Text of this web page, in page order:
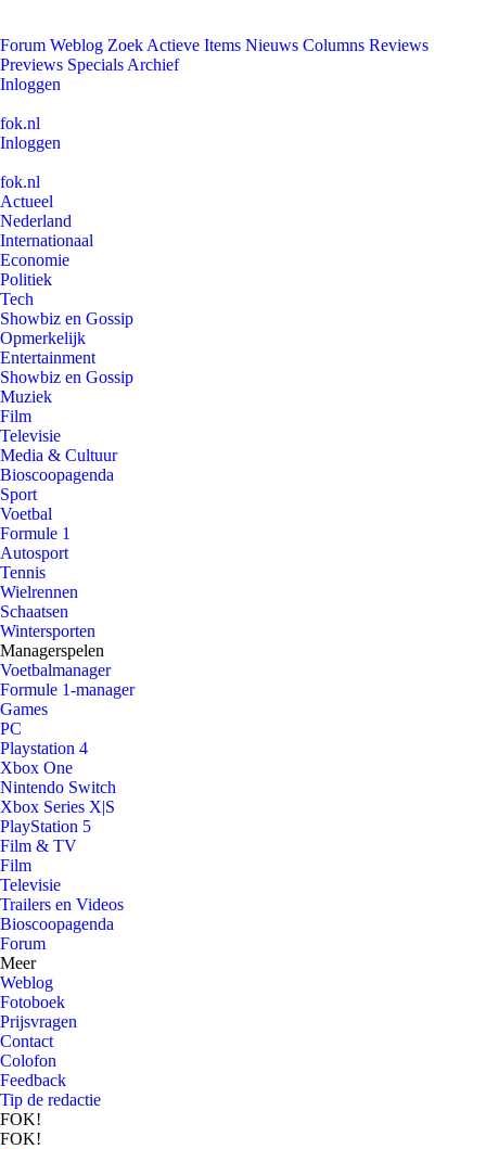
Forum Weblog Zoek Actieve Items Nieuws Columns Reviews
Previews Specials Archief
Inloggen
fok.nl
Inloggen
fok.nl
Actueel
Nederland
Internationaal
Economie
Politiek
Tech
Showbiz en Gossip
Opmerkelijk
Entertainment
Showbiz en Gossip
Muziek
Film
Televisie
Media & Cultuur
Bioscoopagenda
Sport
Voetbal
Formule 1
Autosport
Tennis
Wielrennen
Schaatsen
Wintersporten
Managerspelen
Voetbalmanager
Formule 1-manager
Games
PC
Playstation 4
Xbox One
Nintendo Switch
Xbox Series X|S
PlayStation 5
Film & TV
Film
Televisie
Trailers en Videos
Bioscoopagenda
Forum
Meer
Weblog
Fotoboek
Prijsvragen
Contact
Colofon
Feedback
Tip de redactie
FOK!
FOK!